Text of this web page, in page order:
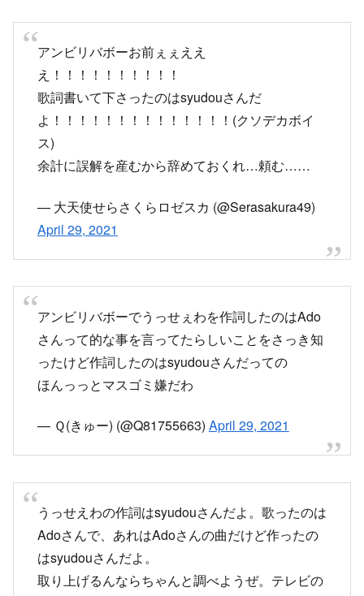
歌詞書いて下さったのはsyudouさんだ
よ！！！！！！！！！！！！！！(クソデカボイ
ス)
余計に誤解を産むから辞めておくれ…頼む……
— 大天使せらさくらロゼスカ (@Serasakura49)
April 29, 2021
アンビリバボーでうっせぇわを作詞したのはAdo
さんって的な事を言ってたらしいことをさっき知
ったけど作詞したのはsyudouさんだっての
ほんっっとマスゴミ嫌だわ
— Ｑ(きゅー) (@Q81755663) April 29, 2021
うっせえわの作詞はsyudouさんだよ。歌ったのは
Adoさんで、あれはAdoさんの曲だけど作ったの
取り上げるんならちゃんと調べようぜ。テレビの
影響力ってけっこうでかいんだよ。
というオタクの叫びでした。以上です。
— ちーせ (@tiiiiiiiiiiise)April 29, 2021